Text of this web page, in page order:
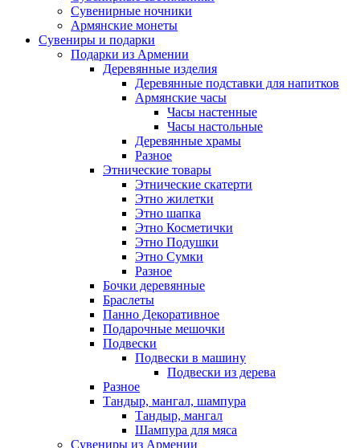
Сувенирные ночники
Армянские монеты
Сувениры и подарки
Подарки из Армении
Деревянные изделия
Деревянные подставки для напитков
Армянские часы
Часы настенные
Часы настольные
Деревянные храмы
Разное
Этнические товары
Этнические скатерти
Этно жилетки
Этно шапка
Этно Косметички
Этно Подушки
Этно Сумки
Разное
Бочки деревянные
Браслеты
Панно Декоративное
Подарочные мешочки
Подвески
Подвески в машину
Подвески из дерева
Разное
Тандыр, мангал, шампура
Тандыр, мангал
Шампура для мяса
Сувениры из Армении